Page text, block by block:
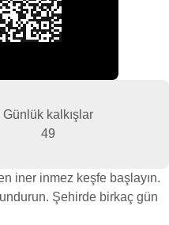
Günlük kalkışlar
49
iner inmez keşfe başlayın.
Şehirde birkaç gün